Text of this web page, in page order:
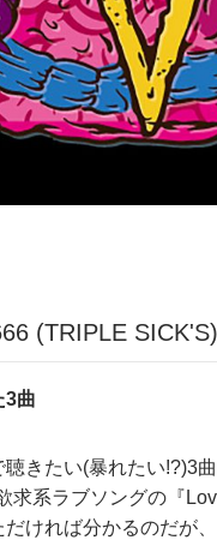
(TRIPLE
3曲
きたい(暴れたい!?)3
求系ラブソングの『
ければ分かるのだが